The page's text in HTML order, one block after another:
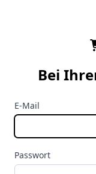
Bei
E-Mail
Passwort